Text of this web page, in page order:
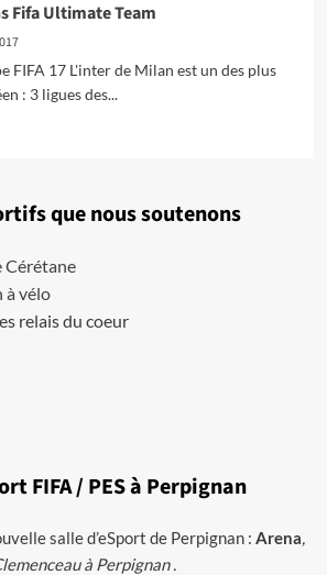
Fifa Ultimate Team
FIFA 17 L'inter de Milan est un des plus
: 3 ligues des...
que nous soutenons
Cérétane
à vélo
relais du coeur
FIFA / PES à Perpignan
salle d’eSport de Perpignan : Arena,
à Perpignan .